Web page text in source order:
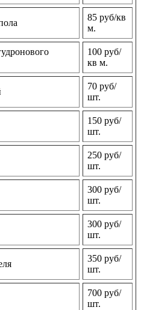
85 руб/кв
м.
100 руб/
кв м.
70 руб/
шт.
150 руб/
шт.
250 руб/
шт.
300 руб/
шт.
300 руб/
шт.
350 руб/
шт.
700 руб/
шт.